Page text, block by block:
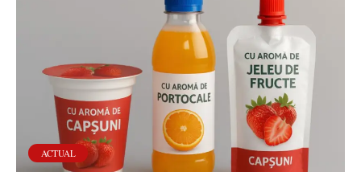
ACTUAL